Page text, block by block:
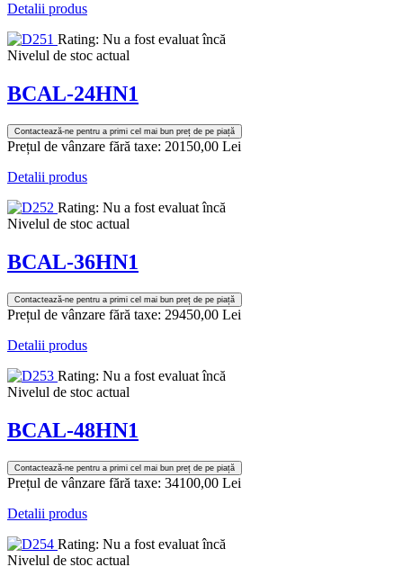
Detalii produs
Rating: Nu a fost evaluat încă
Nivelul de stoc actual
BCAL-24HN1
Contactează-ne pentru a primi cel mai bun preț de pe piață
Prețul de vânzare fără taxe: 20150,00 Lei
Detalii produs
Rating: Nu a fost evaluat încă
Nivelul de stoc actual
BCAL-36HN1
Contactează-ne pentru a primi cel mai bun preț de pe piață
Prețul de vânzare fără taxe: 29450,00 Lei
Detalii produs
Rating: Nu a fost evaluat încă
Nivelul de stoc actual
BCAL-48HN1
Contactează-ne pentru a primi cel mai bun preț de pe piață
Prețul de vânzare fără taxe: 34100,00 Lei
Detalii produs
Rating: Nu a fost evaluat încă
Nivelul de stoc actual